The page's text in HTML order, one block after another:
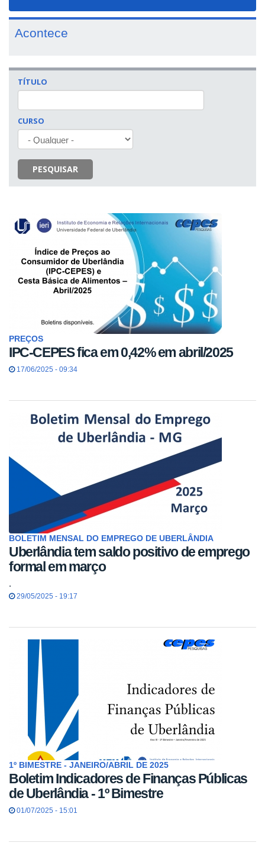
Acontece
TÍTULO
CURSO
PESQUISAR
PREÇOS
IPC-CEPES fica em 0,42% em abril/2025
17/06/2025 - 09:34
BOLETIM MENSAL DO EMPREGO DE UBERLÂNDIA
Uberlândia tem saldo positivo de emprego
formal em março
.
29/05/2025 - 19:17
1º BIMESTRE - JANEIRO/ABRIL DE 2025
Boletim Indicadores de Finanças Públicas
de Uberlândia - 1º Bimestre
01/07/2025 - 15:01